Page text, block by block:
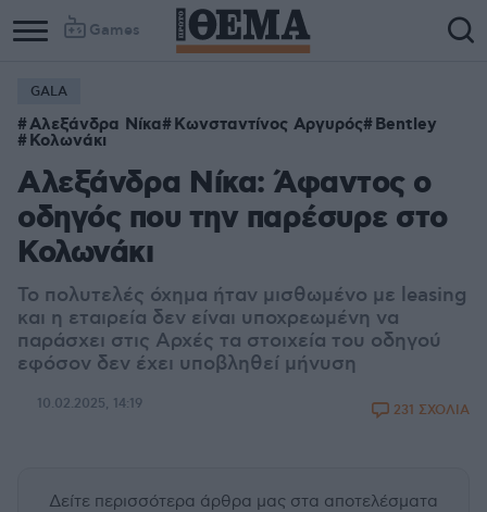
Games
GALA
Αλεξάνδρα Νίκα Κωνσταντίνος Αργυρός Bentley
Κολωνάκι
Αλεξάνδρα Νίκα: Άφαντος ο
οδηγός που την παρέσυρε στο
Κολωνάκι
Το πολυτελές όχημα ήταν μισθωμένο με leasing
και η εταιρεία δεν είναι υποχρεωμένη να
παράσχει στις Αρχές τα στοιχεία του οδηγού
εφόσον δεν έχει υποβληθεί μήνυση
10.02.2025, 14:19 231 ΣΧΟΛΙΑ
Δείτε περισσότερα άρθρα μας στα αποτελέσματα